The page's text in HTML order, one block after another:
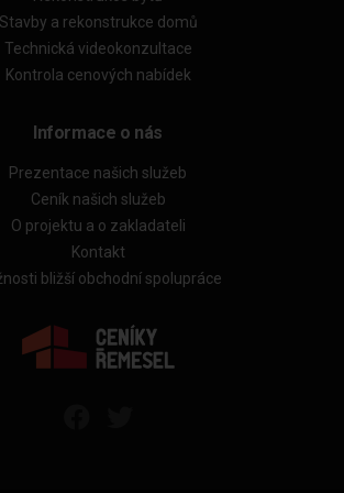
Stavby a rekonstrukce domů
Technická videokonzultace
Kontrola cenových nabídek
Informace o nás
Prezentace našich služeb
Ceník našich služeb
O projektu a o zakladateli
Kontakt
bližší obchodní spolupráce